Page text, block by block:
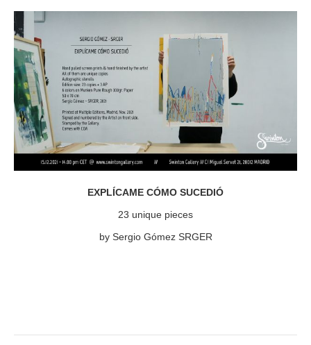
EXPLÍCAME CÓMO SUCEDIÓ
23 unique pieces
by Sergio Gómez SRGER